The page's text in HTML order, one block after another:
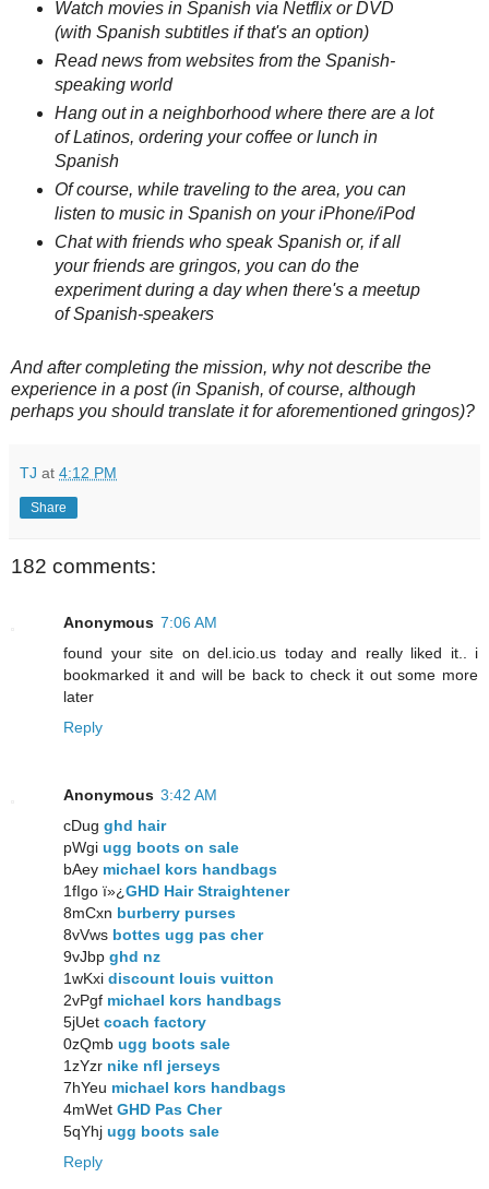
Watch movies in Spanish via Netflix or DVD
(with Spanish subtitles if that's an option)
Read news from websites from the Spanish-
speaking world
Hang out in a neighborhood where there are a lot
of Latinos, ordering your coffee or lunch in
Spanish
Of course, while traveling to the area, you can
listen to music in Spanish on your iPhone/iPod
Chat with friends who speak Spanish or, if all
your friends are gringos, you can do the
experiment during a day when there's a meetup
of Spanish-speakers
And after completing the mission, why not describe the
experience in a post (in Spanish, of course, although
perhaps you should translate it for aforementioned gringos)?
TJ at 4:12 PM
Share
182 comments:
Anonymous 7:06 AM
found your site on del.icio.us today and really liked it.. i
bookmarked it and will be back to check it out some more
later
Reply
Anonymous 3:42 AM
cDug ghd hair
pWgi ugg boots on sale
bAey michael kors handbags
1fIgo ï»¿GHD Hair Straightener
8mCxn burberry purses
8vVws bottes ugg pas cher
9vJbp ghd nz
1wKxi discount louis vuitton
2vPgf michael kors handbags
5jUet coach factory
0zQmb ugg boots sale
1zYzr nike nfl jerseys
7hYeu michael kors handbags
4mWet GHD Pas Cher
5qYhj ugg boots sale
Reply